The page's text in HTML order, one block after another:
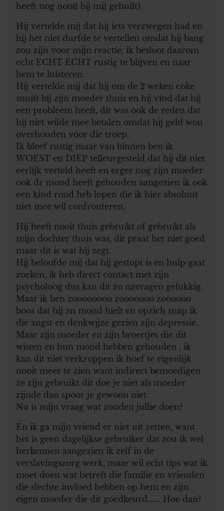
heeft nog nooit bij mij gehuilt)
Hij vertelde mij dat hij iets verzwegen had en
hij het niet durfde te vertellen omdat hij bang
zou zijn voor mijn reactie, ik besloot daarom
echt ECHT ECHT rustig te blijven en naar
hem te luisteren.
Hij vertelde mij dat hij om de 2 weken coke
snuift bij zijn moeder thuis en hij vind dat hij
een probleem heeft, dit was ook de reden dat
hij niet wilde mee betalen omdat hij geld wou
overhouden voor die troep.
Ik bleef rustig maar van binnen ben ik
WOEST en DIEP telleurgesteld dat hij dit niet
eerlijk verteld heeft en erger nog zijn moeder
ook dr mond heeft gehouden aangezien ik ook
een kind rond heb lopen die ik hier absoluut
niet mee wil confronteren.
Hij heeft nooit thuis gebruikt of gebruikt als
mijn dochter thuis was, dit praat het niet goed
maar dit is wat hij zegt.
Hij beloofde mij dat hij gestopt is en hulp gaat
zoeken, ik heb direct contact met zijn
psycholoog dus kan dit zo navragen gelukkig.
Maar ik ben zoooooooo zooooooo zoooooo
boos dat hij zn mond hielt en opzich snap ik
die angst en denkwijze gezien zijn depressie.
Maar zijn moeder en zijn broertjes die dit
wisten en hun mond hebben gehouden , ik
kan dit niet verkroppen ik hoef te eigenlijk
nooit meer te zien want indirect bemoedigen
ze zijn gebruikt dit doe je niet als moeder
zijnde dan spoor je gewoon niet.
Nu is mijn vraag wat zouden jullie doen?
En ik ga mijn vriend er niet uit zetten, want
het is geen dagelijkse gebruiker dat zou ik wel
herkennen aangezien ik zelf in de
verslavingszorg werk, maar wil echt tips wat ik
moet doen wat betreft die familie en vrienden
die slechte invloed hebben op hem en zijn
eigen moeder die dit goedkeurd……. Hoe dan?